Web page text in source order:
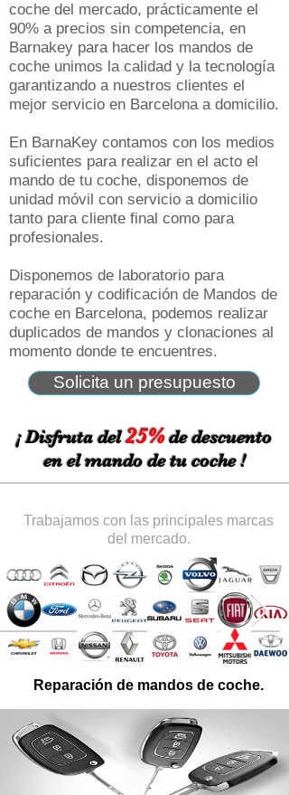
coche del mercado, prácticamente el
90% a precios sin competencia, en
Barnakey para hacer los mandos de
coche unimos la calidad y la tecnología
garantizando a nuestros clientes el
mejor servicio en Barcelona a domicilio.
En BarnaKey contamos con los medios
suficientes para realizar en el acto el
mando de tu coche, disponemos de
unidad móvil con servicio a domicilio
tanto para cliente final como para
profesionales.
Disponemos de laboratorio para
reparación y codificación de Mandos de
coche en Barcelona, podemos realizar
duplicados de mandos y clonaciones al
momento donde te encuentres.
Solicita un presupuesto
¡ Disfruta del25%de descuento
en el mando de tu coche !
Trabajamos con las principales marcas
del mercado.
Reparación de mandos de coche.